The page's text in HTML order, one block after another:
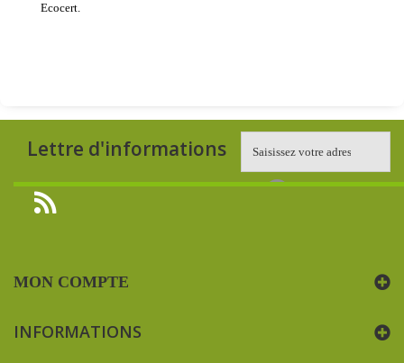
Ecocert.
Lettre d'informations
MON COMPTE
INFORMATIONS